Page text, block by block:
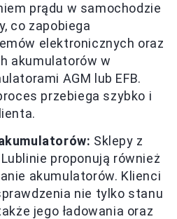
prądu w samochodzie
co zapobiega
elektronicznych oraz
akumulatorów w
AGM lub EFB.
przebiega szybko i
Sklepy z
proponują również
akumulatorów. Klienci
nie tylko stanu
jego ładowania oraz